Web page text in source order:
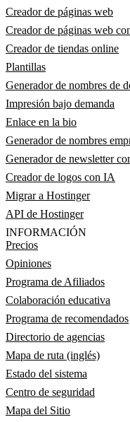
Creador de páginas web
Creador de páginas web
Creador de tiendas online
Plantillas
Generador de nombres de
Impresión bajo demanda
Enlace en la bio
Generador de nombres
Generador de newsletter
Creador de logos con IA
Migrar a Hostinger
API de Hostinger
INFORMACIÓN
Precios
Opiniones
Programa de Afiliados
Colaboración educativa
Programa de recomendados
Directorio de agencias
Mapa de ruta (inglés)
Estado del sistema
Centro de seguridad
Mapa del Sitio